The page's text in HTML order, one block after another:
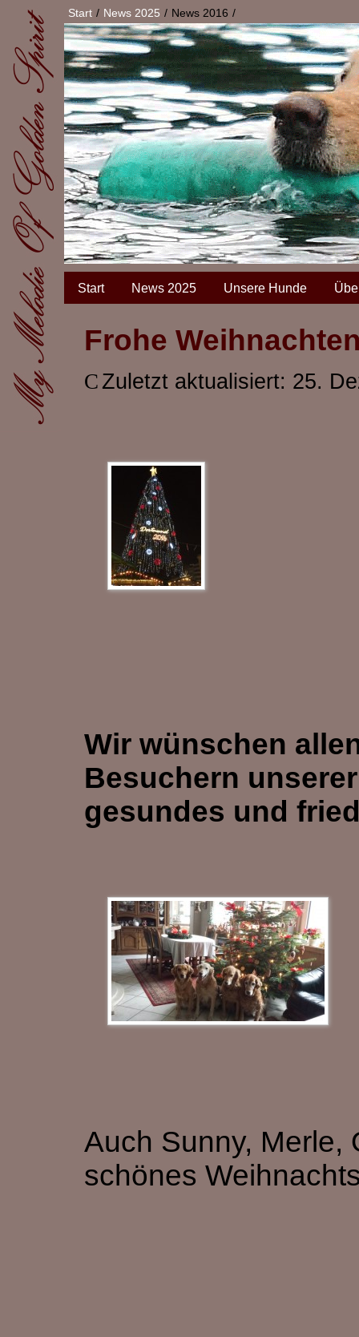
Start News 2025 News 2016
Start News 2025 Unsere Hunde
Frohe
Zuletzt aktualisiert: 25.
Wir wünschen
Besuchern
gesundes und
Auch Sunny, Merle,
schönes